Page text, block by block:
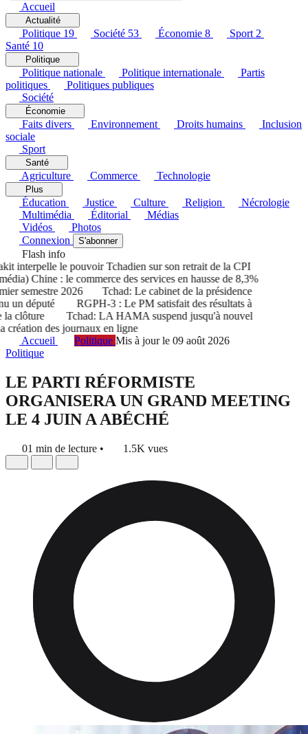
Accueil
Actualité
Politique 19 Société 53 Économie 8 Sport 2
Santé 10
Politique
Politique nationale Politique internationale
Partis
politiques
Politiques publiques
Société
Économie
Faits divers Environnement Droits humains
Inclusion
sociale
Sport
Santé
Agriculture Commerce Technologie
Plus
Éducation Justice Culture Religion
Nécrologie
Multimédia
Éditorial
Médias
Vidéos
Photos
Connexion
S'abonner
Flash info
le pouvoir Tchadien sur son retrait de la CPI
Chine : le commerce des services en hausse de 8,3%
semestre 2026
Tchad: Le cabinet de la présidence
un député
RGPH-3 : Le PM satisfait des résultats à
clôture
Tchad: LA HAMA suspend jusqu'à nouvel
des journaux en ligne
Accueil
Politique Mis à jour le 09 août 2026
Politique
LE PARTI RÉFORMISTE
ORGANISERA UN GRAND MEETING
LE 4 JUIN A ABÉCHÉ
01 min de lecture • 1.5K vues